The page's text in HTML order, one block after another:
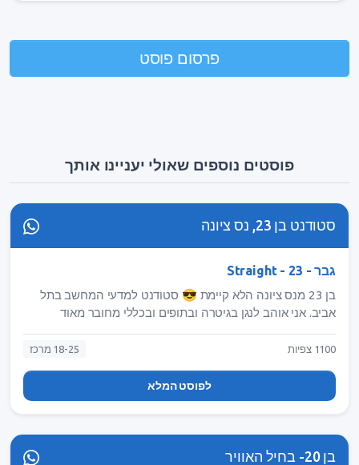
פרסום פוסט
פוסטים נוספים שאולי יעניינו אותך
סטודנט בן 23, נס ציונה
גבר - Straight - 23
בן 23 מנס ציונה הלא קיימת 😎 סטודנט למדעי המחשב בתל
אביב. אני אוהב לנגן בגיטרה ובתופים ובכללי מחובר מאוד
נטפליקס. אני 1.78 עם שיער שטני ועיניים ירוקות בשמש 😬
הקטנות של הלילה @roi_sasson1
1100 צפיות 18-25 מרכז
לפוסט המלא
בן 20- בחיל האוויר